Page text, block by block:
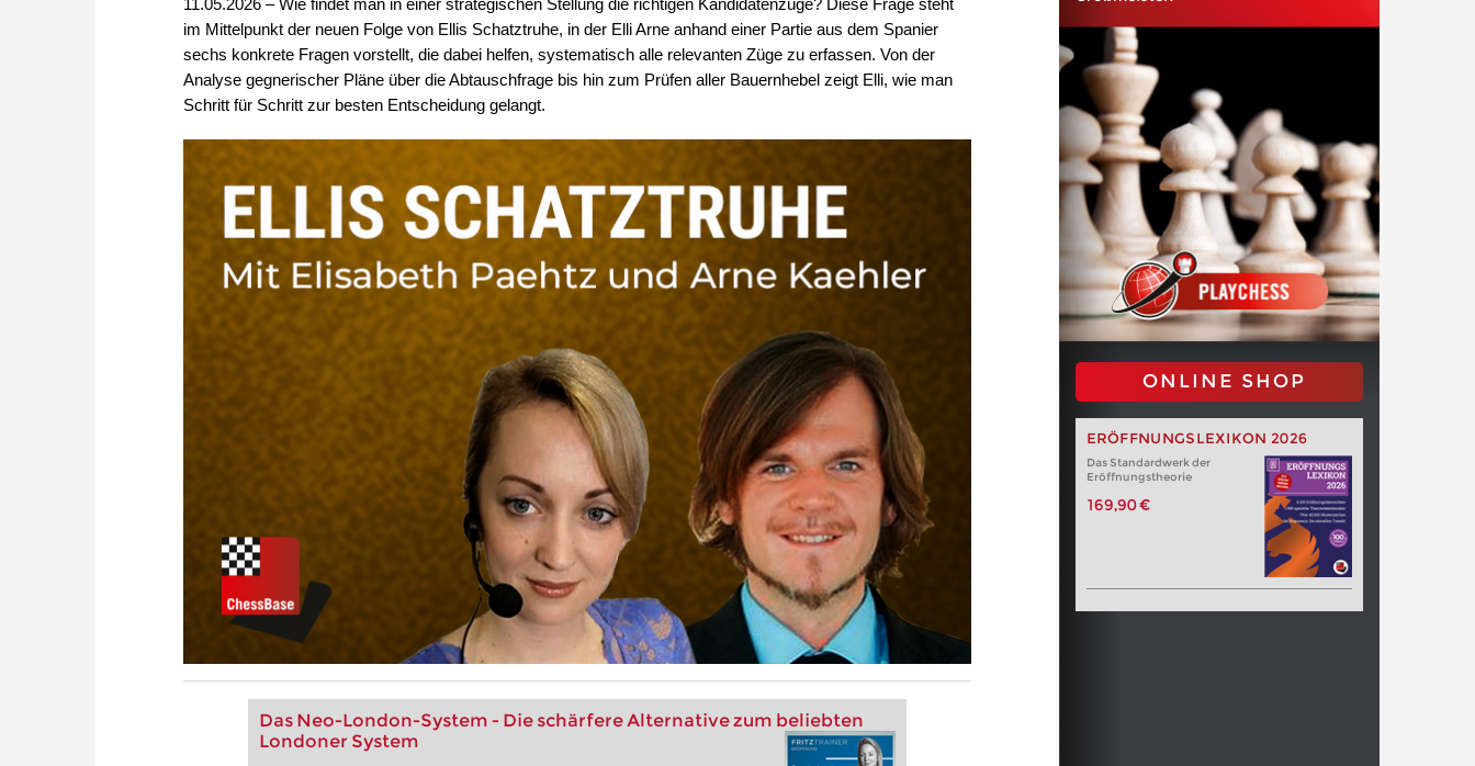
im Mittelpunkt der neuen Folge von Ellis Schatztruhe, in der Elli Arne anhand einer Partie aus dem Spanier
sechs konkrete Fragen vorstellt, die dabei helfen, systematisch alle relevanten Züge zu erfassen. Von der
Analyse gegnerischer Pläne über die Abtauschfrage bis hin zum Prüfen aller Bauernhebel zeigt Elli, wie man
Schritt für Schritt zur besten Entscheidung gelangt.
Das Neo-London-System - Die schärfere Alternative zum beliebten
Londoner System
ONLINE SHOP
ERÖFFNUNGSLEXIKON 2026
Das Standardwerk der
Eröffnungstheorie
169,90 €